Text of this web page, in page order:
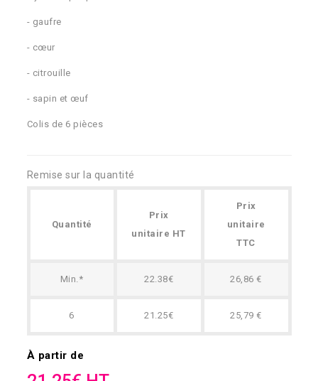
- gaufre
- cœur
- citrouille
- sapin et œuf
Colis de 6 pièces
Remise sur la quantité
Quantité
Prix
unitaire HT
Prix
unitaire
TTC
Min.* 22.38€ 26,86 €
6 21.25€ 25,79 €
À partir de